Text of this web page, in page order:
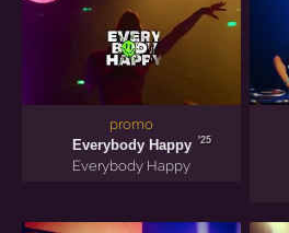
promo
Everybody Happy
'25
Everybody Happy